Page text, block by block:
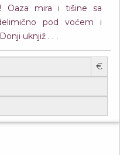
Oaza mira i tišine sa
pod voćem i
uknjiž . . .
€